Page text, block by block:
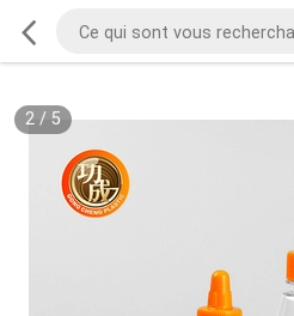
2/ 5